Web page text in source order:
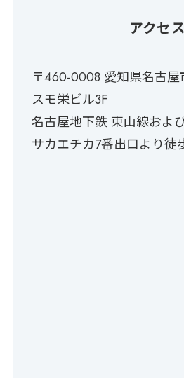
アクセス
〒460-0008 愛知県名古屋
スモ栄ビル3F
名古屋地下鉄 東山線およ
サカエチカ7番出口より徒